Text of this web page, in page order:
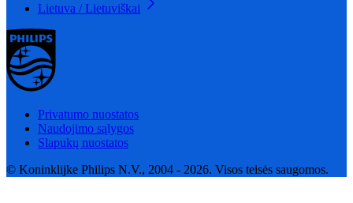
Lietuva / Lietuviškai
Privatumo nuostatos
Naudojimo sąlygos
Slapukų nuostatos
© Koninklijke Philips N.V., 2004 - 2026. Visos teisės saugomos.